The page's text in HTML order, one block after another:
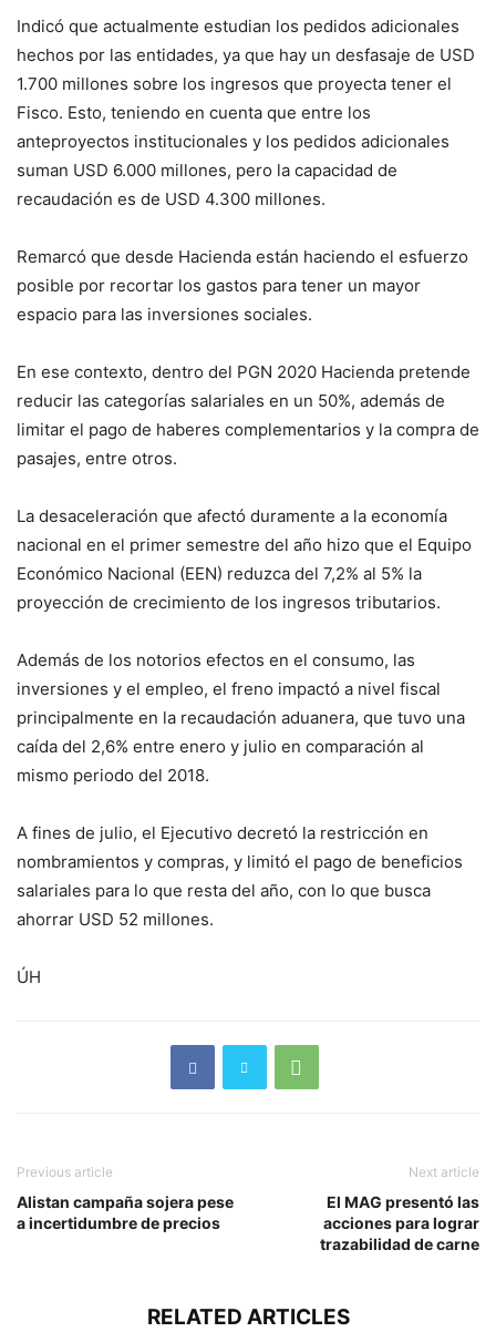
Indicó que actualmente estudian los pedidos adicionales
hechos por las entidades, ya que hay un desfasaje de USD
1.700 millones sobre los ingresos que proyecta tener el
Fisco. Esto, teniendo en cuenta que entre los
anteproyectos institucionales y los pedidos adicionales
suman USD 6.000 millones, pero la capacidad de
recaudación es de USD 4.300 millones.
Remarcó que desde Hacienda están haciendo el esfuerzo
posible por recortar los gastos para tener un mayor
espacio para las inversiones sociales.
En ese contexto, dentro del PGN 2020 Hacienda pretende
reducir las categorías salariales en un 50%, además de
limitar el pago de haberes complementarios y la compra de
pasajes, entre otros.
La desaceleración que afectó duramente a la economía
nacional en el primer semestre del año hizo que el Equipo
Económico Nacional (EEN) reduzca del 7,2% al 5% la
proyección de crecimiento de los ingresos tributarios.
Además de los notorios efectos en el consumo, las
inversiones y el empleo, el freno impactó a nivel fiscal
principalmente en la recaudación aduanera, que tuvo una
caída del 2,6% entre enero y julio en comparación al
mismo periodo del 2018.
A fines de julio, el Ejecutivo decretó la restricción en
nombramientos y compras, y limitó el pago de beneficios
salariales para lo que resta del año, con lo que busca
ahorrar USD 52 millones.
ÚH
Previous article
Alistan campaña sojera pese
a incertidumbre de precios
Next article
El MAG presentó las
acciones para lograr
trazabilidad de carne
RELATED ARTICLES